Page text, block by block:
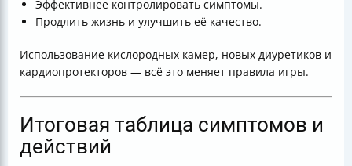
Эффективнее контролировать симптомы.
Продлить жизнь и улучшить её качество.
Использование кислородных камер, новых диуретиков и
кардиопротекторов — всё это меняет правила игры.
Итоговая таблица симптомов и
действий